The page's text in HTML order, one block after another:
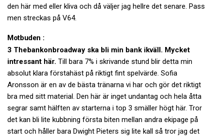
den här med eller kliva och då väljer jag hellre det senare. Pass
men streckas på V64.
Motbuden :
3 Thebankonbroadway ska bli min bank ikväll. Mycket
intressant här. Till bara 7% i skrivande stund blir detta min
absolut klara förstahäst på riktigt fint spelvärde. Sofia
Aronsson är en av de bästa tränarna vi har och gör det riktigt
bra med sitt material. Den här är inget undantag och hela åtta
segrar samt hälften av starterna i top 3 smäller högt här. Tror
det kan bli lite kubbning första biten mellan andra ekipage på
start och håller bara Dwight Pieters sig lite kall så tror jag det